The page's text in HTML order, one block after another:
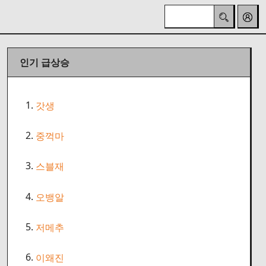
인기 급상승
1. 갓생
2. 중꺽마
3. 스블재
4. 오뱅알
5. 저메추
6. 이왜진